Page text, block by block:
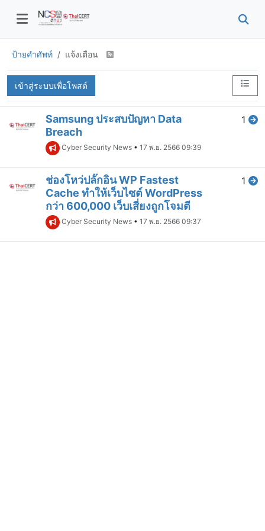
ป้ายคำศัพท์ แจ้งเตือน
เข้าสู่ระบบเพื่อโพสต์
Samsung ประสบปัญหา Data
Breach
Cyber Security News • 17 พ.ย. 2566 09:39
1
ช่องโหว่ปลั๊กอิน WP Fastest
Cache ทำให้เว็บไซต์ WordPress
กว่า 600,000 เว็บเสี่ยงถูกโจมตี
Cyber Security News • 17 พ.ย. 2566 09:37
1